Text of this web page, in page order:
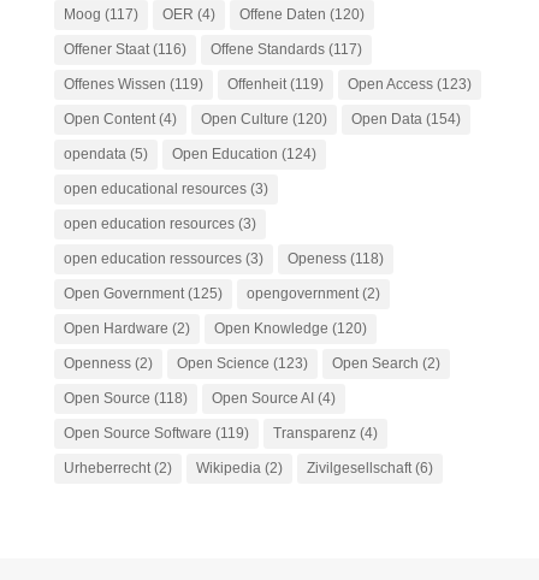
Moog (117) OER (4) Offene Daten (120)
Offener Staat(116) Offene Standards(117)
Offenes Wissen (119) Offenheit(119) Open Access(123)
Open Content(4) Open Culture (120) Open Data(154)
opendata(5) Open Education (124)
open educational resources(3)
open education resources(3)
open education ressources(3) Openess(118)
Open Government(125) opengovernment(2)
Open Hardware (2) Open Knowledge (120)
Openness(2) Open Science (123) Open Search (2)
Open Source (118) Open Source AI (4)
Open Source Software (119) Transparenz(4)
Urheberrecht(2) Wikipedia(2) Zivilgesellschaft(6)